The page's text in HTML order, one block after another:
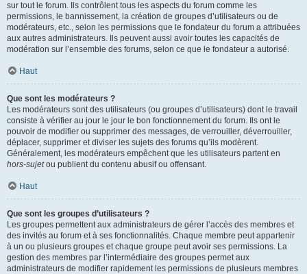
sur tout le forum. Ils contrôlent tous les aspects du forum comme les
permissions, le bannissement, la création de groupes d’utilisateurs ou de
modérateurs, etc., selon les permissions que le fondateur du forum a attribuées
aux autres administrateurs. Ils peuvent aussi avoir toutes les capacités de
modération sur l’ensemble des forums, selon ce que le fondateur a autorisé.
Haut
Que sont les modérateurs ?
Les modérateurs sont des utilisateurs (ou groupes d’utilisateurs) dont le travail
consiste à vérifier au jour le jour le bon fonctionnement du forum. Ils ont le
pouvoir de modifier ou supprimer des messages, de verrouiller, déverrouiller,
déplacer, supprimer et diviser les sujets des forums qu’ils modèrent.
Généralement, les modérateurs empêchent que les utilisateurs partent en
hors-sujetou publient du contenu abusif ou offensant.
Haut
Que sont les groupes d’utilisateurs ?
Les groupes permettent aux administrateurs de gérer l’accès des membres et
des invités au forum et à ses fonctionnalités. Chaque membre peut appartenir
à un ou plusieurs groupes et chaque groupe peut avoir ses permissions. La
gestion des membres par l’intermédiaire des groupes permet aux
administrateurs de modifier rapidement les permissions de plusieurs membres